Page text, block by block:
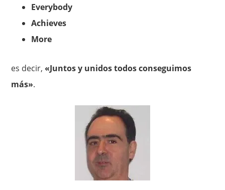
Everybody
Achieves
More
es decir,«Juntos y unidos todos conseguimos
más».